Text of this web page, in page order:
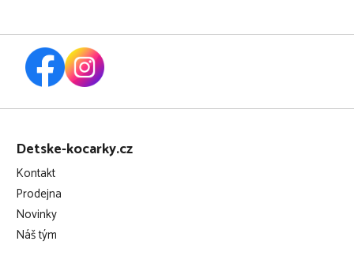
Z
Detske-kocarky.cz
Kontakt
Prodejna
Novinky
Náš tým